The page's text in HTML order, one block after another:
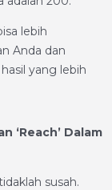
lebih
Anda dan
yang lebih
‘Reach’ Dalam
susah.